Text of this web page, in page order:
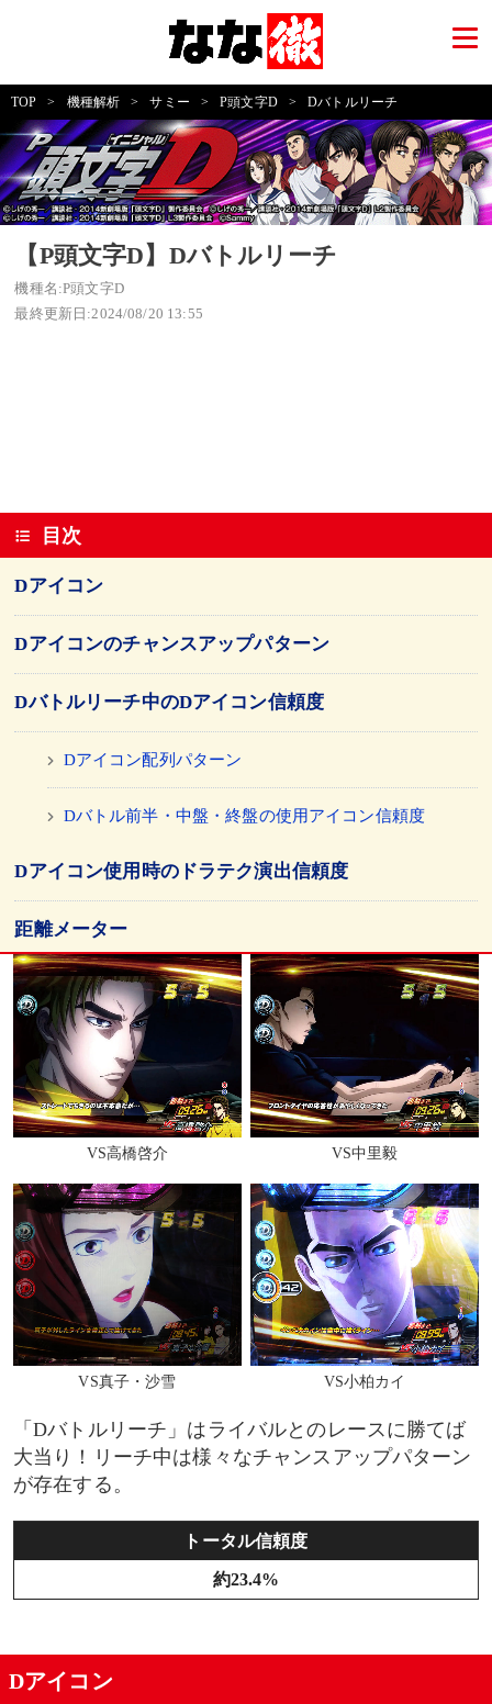
TOP > 機種解析 > サミー > P頭文字D > Dバトルリーチ
【P頭文字D】Dバトルリーチ
機種名:P頭文字D
最終更新日:2024/08/20 13:55
目次
Dアイコン
Dアイコンのチャンスアップパターン
Dバトルリーチ中のDアイコン信頼度
Dアイコン配列パターン
Dバトル前半・中盤・終盤の使用アイコン信頼度
Dアイコン使用時のドラテク演出信頼度
距離メーター
Dタッチ導光板
前半
中盤
終盤
地元SP
藤原ゾーン
高橋涼介分岐発展
その他のチャンスアップパターン
最終カットイン
枯れ葉演出
画面シェイク
キリンフラッシュ
VS高橋啓介 VS中里毅
VS真子・沙雪 VS小柏カイ
「Dバトルリーチ」はライバルとのレースに勝てば
大当り！リーチ中は様々なチャンスアップパターン
が存在する。
トータル信頼度
約23.4%
Dアイコン